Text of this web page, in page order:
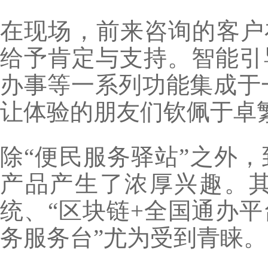
在现场，前来咨询的客
给予肯定与支持。智能
办事等一系列功能集成
让体验的朋友们钦佩于卓
除“便民服务驿站”之外
产品产生了浓厚兴趣。
统、“区块链+全国通办
务服务台”尤为受到青睐。